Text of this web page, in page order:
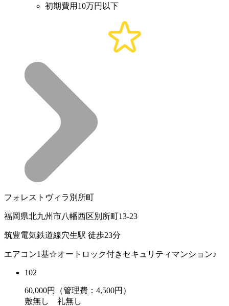
初期費用10万円以下
フォレストヴィラ別所町
福岡県北九州市八幡西区別所町13-23
筑豊電気鉄道線穴生駅 徒歩23分
エアコン1基☆オートロック付きセキュリティマンション♪
102
60,000円（管理費：4,500円）
敷無し 礼無し